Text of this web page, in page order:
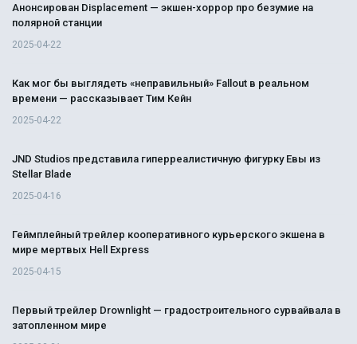
Анонсирован Displacement — экшен-хоррор про безумие на
полярной станции
2025-04-22
Как мог бы выглядеть «неправильный» Fallout в реальном
времени — рассказывает Тим Кейн
2025-04-22
JND Studios представила гиперреалистичную фигурку Евы из
Stellar Blade
2025-04-16
Геймплейный трейлер кооперативного курьерского экшена в
мире мертвых Hell Express
2025-04-15
Первый трейлер Drownlight — градостроительного сурвайвала в
затопленном мире